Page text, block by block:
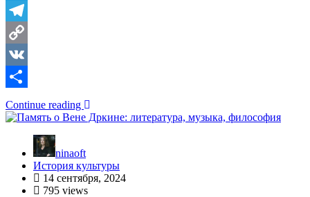
Telegram
Copy
Link
VK
Отправить
Continue reading
ninaoft
История культуры
14 сентября, 2024
795 views